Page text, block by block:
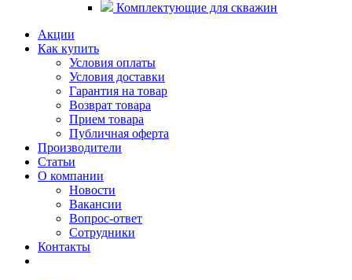
Комплектующие для скважин
Акции
Как купить
Условия оплаты
Условия доставки
Гарантия на товар
Возврат товара
Прием товара
Публичная оферта
Производители
Статьи
О компании
Новости
Вакансии
Вопрос-ответ
Сотрудники
Контакты